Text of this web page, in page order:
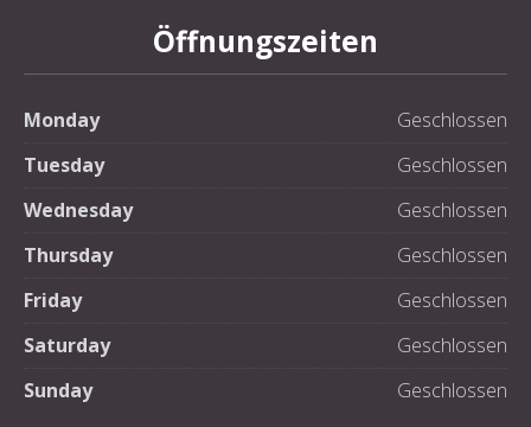
Öffnungszeiten
Monday
Geschlossen
Tuesday
Geschlossen
Wednesday
Geschlossen
Thursday
Geschlossen
Friday
Geschlossen
Saturday
Geschlossen
Sunday
Geschlossen